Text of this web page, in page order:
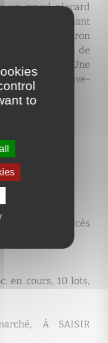
un grand placard
séjour donnant
Ouest d'environ
baignant de
à la terrasse. Une
pour le lave-
ayant un accès
en cours, 10 lots,
À SAISIR
to